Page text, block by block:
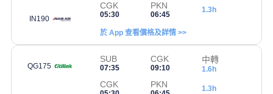
IN190
CGK
05:30
PKN
06:45
1.3h
於 App 查看價格及詳情 >>
QG175
SUB
07:35
CGK
09:10
中轉
1.6h
CGK PKN 1.3h